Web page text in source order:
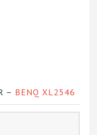
– BENQ XL2546